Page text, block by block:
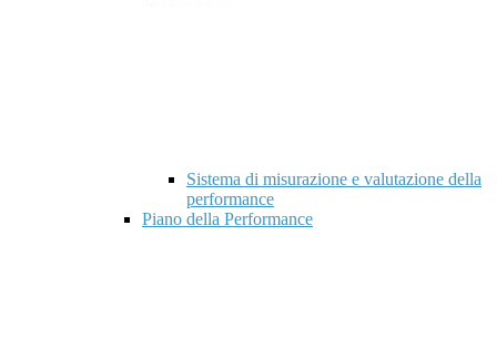
Sistema di misurazione e valutazione della
performance
Piano della Performance